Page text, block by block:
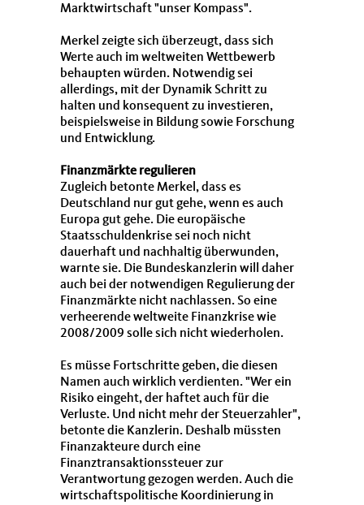
Marktwirtschaft "unser Kompass".
Merkel zeigte sich überzeugt, dass sich
Werte auch im weltweiten Wettbewerb
behaupten würden. Notwendig sei
allerdings, mit der Dynamik Schritt zu
halten und konsequent zu investieren,
beispielsweise in Bildung sowie Forschung
und Entwicklung.
Finanzmärkte regulieren
Zugleich betonte Merkel, dass es
Deutschland nur gut gehe, wenn es auch
Europa gut gehe. Die europäische
Staatsschuldenkrise sei noch nicht
dauerhaft und nachhaltig überwunden,
warnte sie. Die Bundeskanzlerin will daher
auch bei der notwendigen Regulierung der
Finanzmärkte nicht nachlassen. So eine
verheerende weltweite Finanzkrise wie
2008/2009 solle sich nicht wiederholen.
Es müsse Fortschritte geben, die diesen
Namen auch wirklich verdienten. "Wer ein
Risiko eingeht, der haftet auch für die
Verluste. Und nicht mehr der Steuerzahler",
betonte die Kanzlerin. Deshalb müssten
Finanzakteure durch eine
Finanztransaktionssteuer zur
Verantwortung gezogen werden. Auch die
wirtschaftspolitische Koordinierung in